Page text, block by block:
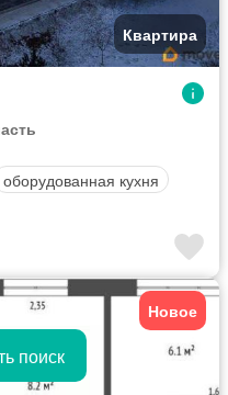
Квартира
оборудованная кухня
Новое
поиск